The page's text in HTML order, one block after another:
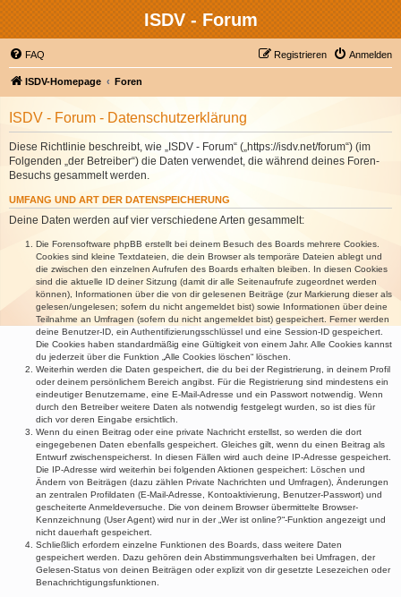
ISDV - Forum
FAQ Anmelden
Registrieren
ISDV-Homepage Foren
ISDV - Forum - Datenschutzerklärung
Diese Richtlinie beschreibt, wie „ISDV - Forum“ („https://isdv.net/forum“) (im
Folgenden „der Betreiber“) die Daten verwendet, die während deines Foren-
Besuchs gesammelt werden.
UMFANG UND ART DER DATENSPEICHERUNG
Deine Daten werden auf vier verschiedene Arten gesammelt:
Die Forensoftware phpBB erstellt bei deinem Besuch des Boards mehrere Cookies.
Cookies sind kleine Textdateien, die dein Browser als temporäre Dateien ablegt und
die zwischen den einzelnen Aufrufen des Boards erhalten bleiben. In diesen Cookies
sind die aktuelle ID deiner Sitzung (damit dir alle Seitenaufrufe zugeordnet werden
können), Informationen über die von dir gelesenen Beiträge (zur Markierung dieser als
gelesen/ungelesen; sofern du nicht angemeldet bist) sowie Informationen über deine
Teilnahme an Umfragen (sofern du nicht angemeldet bist) gespeichert. Ferner werden
deine Benutzer-ID, ein Authentifizierungsschlüssel und eine Session-ID gespeichert.
Die Cookies haben standardmäßig eine Gültigkeit von einem Jahr. Alle Cookies kannst
du jederzeit über die Funktion „Alle Cookies löschen“ löschen.
Weiterhin werden die Daten gespeichert, die du bei der Registrierung, in deinem Profil
oder deinem persönlichem Bereich angibst. Für die Registrierung sind mindestens ein
eindeutiger Benutzername, eine E-Mail-Adresse und ein Passwort notwendig. Wenn
durch den Betreiber weitere Daten als notwendig festgelegt wurden, so ist dies für
dich vor deren Eingabe ersichtlich.
Wenn du einen Beitrag oder eine private Nachricht erstellst, so werden die dort
eingegebenen Daten ebenfalls gespeichert. Gleiches gilt, wenn du einen Beitrag als
Entwurf zwischenspeicherst. In diesen Fällen wird auch deine IP-Adresse gespeichert.
Die IP-Adresse wird weiterhin bei folgenden Aktionen gespeichert: Löschen und
Ändern von Beiträgen (dazu zählen Private Nachrichten und Umfragen), Änderungen
an zentralen Profildaten (E-Mail-Adresse, Kontoaktivierung, Benutzer-Passwort) und
gescheiterte Anmeldeversuche. Die von deinem Browser übermittelte Browser-
Kennzeichnung (User Agent) wird nur in der „Wer ist online?“-Funktion angezeigt und
nicht dauerhaft gespeichert.
Schließlich erfordern einzelne Funktionen des Boards, dass weitere Daten
gespeichert werden. Dazu gehören dein Abstimmungsverhalten bei Umfragen, der
Gelesen-Status von deinen Beiträgen oder explizit von dir gesetzte Lesezeichen oder
Benachrichtigungsfunktionen.